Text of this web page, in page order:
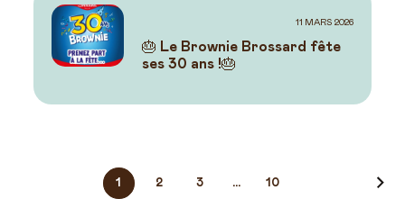
11 MARS 2026
🎂 Le Brownie Brossard fête
ses 30 ans !🎂
Navigation
des
1 2 3 … 10